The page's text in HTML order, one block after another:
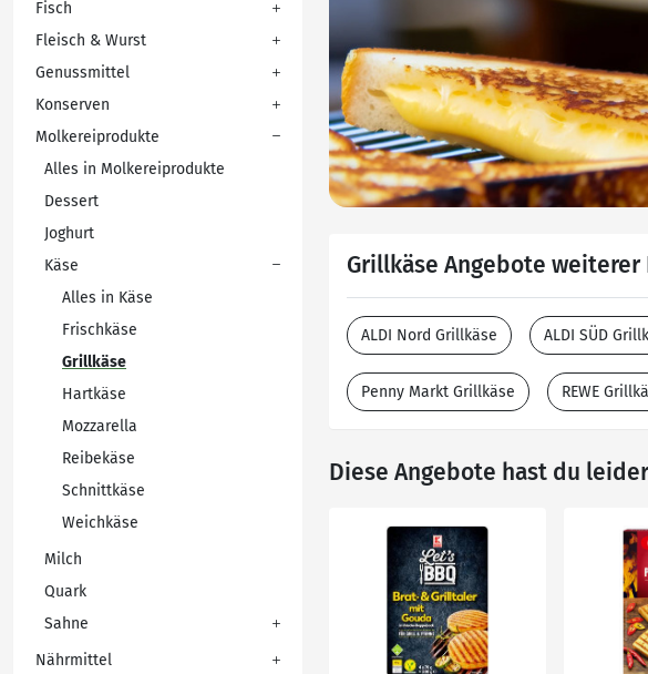
Fisch
Fleisch & Wurst
Genussmittel
Konserven
Molkereiprodukte
Alles in Molkereiprodukte
Dessert
Joghurt
Käse
Alles in Käse
Frischkäse
Grillkäse
Hartkäse
Mozzarella
Reibekäse
Schnittkäse
Weichkäse
Milch
Quark
Sahne
Nährmittel
Grillkäse Angebote weiterer
ALDI Nord Grillkäse ALDI SÜD
Penny Markt Grillkäse REWE
Diese Angebote hast du